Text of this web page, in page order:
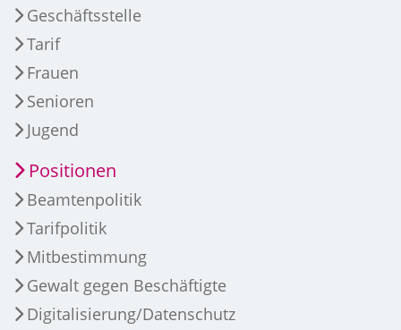
Geschäftsstelle
Tarif
Frauen
Senioren
Jugend
Positionen
Beamtenpolitik
Tarifpolitik
Mitbestimmung
Gewalt gegen Beschäftigte
Digitalisierung/Datenschutz